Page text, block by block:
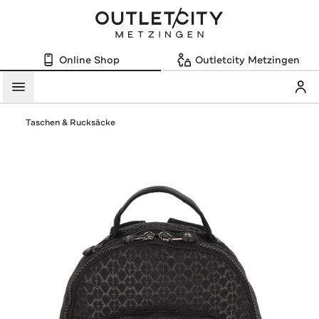
Online Shop Outletcity Metzingen
Menü
Taschen & Rucksäcke